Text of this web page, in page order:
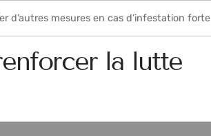
d’autres mesures en cas d’infestation forte
la lutte